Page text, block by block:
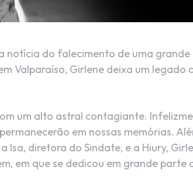
notícia do falecimento de uma
Valparaíso, Girlene deixa um legado
um alto astral contagiante.
em nossas memórias.
Isa, diretora do Sindate, e a Hiury,
em que se dedicou em grande parte